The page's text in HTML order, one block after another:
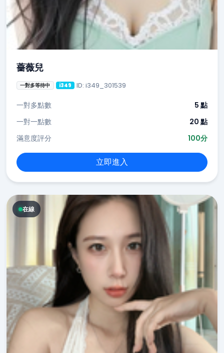
薔薇兒
一對多等待中 i349 ID: i349_301539
一對多點數
5 點
一對一點數
20 點
滿意度評分
100分
立即進入
在線